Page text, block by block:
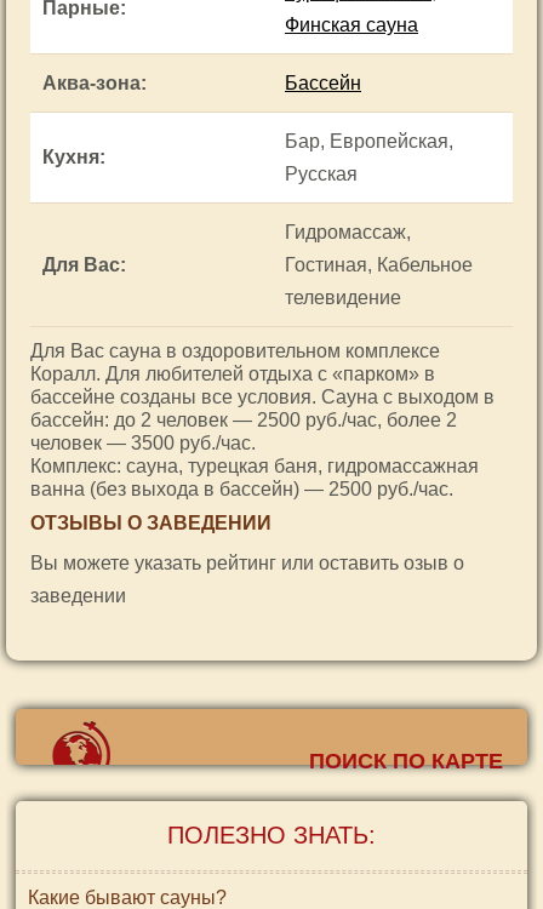
Парные:
Финская сауна
Аква-зона: Бассейн
Кухня:
Бар, Европейская,
Русская
Для Вас:
Гидромассаж,
Гостиная, Кабельное
телевидение
Для Вас сауна в оздоровительном комплексе
Коралл. Для любителей отдыха с «парком» в
бассейне созданы все условия. Сауна с выходом в
бассейн: до 2 человек — 2500 руб./час, более 2
человек — 3500 руб./час.
Комплекс: сауна, турецкая баня, гидромассажная
ванна (без выхода в бассейн) — 2500 руб./час.
ОТЗЫВЫ О ЗАВЕДЕНИИ
Вы можете указать рейтинг или оставить озыв о
заведении
ПОИСК ПО КАРТЕ
ПОЛЕЗНО ЗНАТЬ:
Какие бывают сауны?